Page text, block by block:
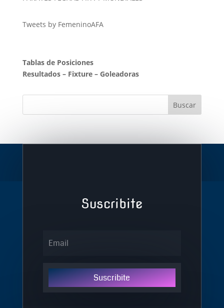
Tweets by FemeninoAFA
Tablas de Posiciones
Resultados– Fixture– Goleadoras
Suscribite
Suscribite